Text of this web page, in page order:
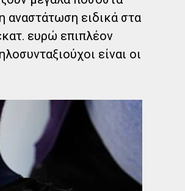
αναστάτωση ειδικά στα
ευρώ επιπλέον
είναι οι